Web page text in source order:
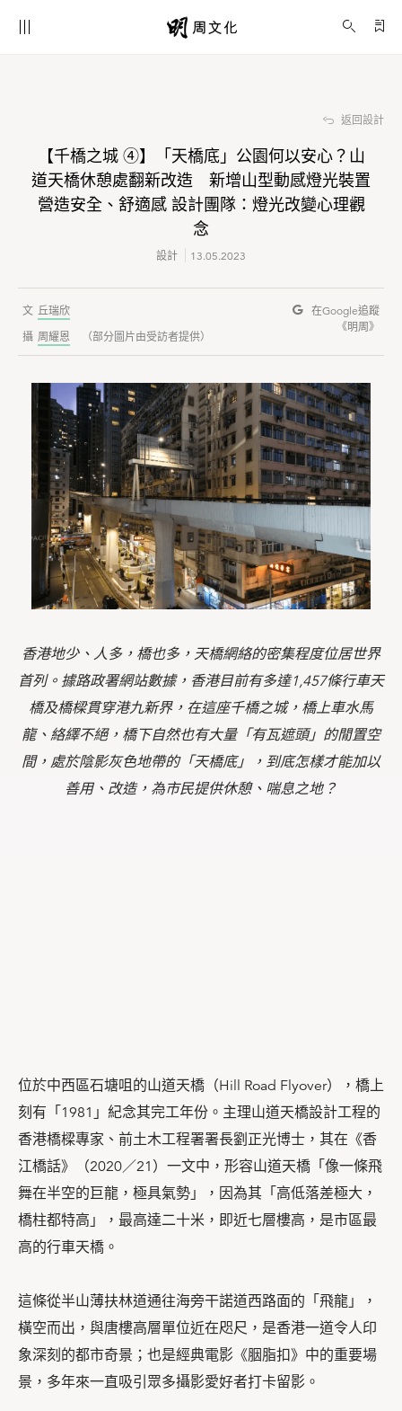
【千橋之城 ④】「天橋底」公園何以安心？山道天橋休憩處翻新改造 新增山型動感燈光裝置營造安全、舒適感 設計團隊：燈光改變心理觀念
返回設計
【千橋之城 ④】「天橋底」公園何以安心？山
道天橋休憩處翻新改造 新增山型動感燈光裝置
營造安全、舒適感 設計團隊：燈光改變心理觀
念
設計 13.05.2023
丘瑞欣
周耀恩
（部分圖片由受訪者提供）
在Google追蹤
《明周》
香港地少、人多，橋也多，天橋網絡的密集程度位居世界
首列。據路政署網站數據，香港目前有多達1,457條行車天
橋及橋樑貫穿港九新界，在這座千橋之城，橋上車水馬
龍、絡繹不絕，橋下自然也有大量「有瓦遮頭」的閒置空
間，處於陰影灰色地帶的「天橋底」，到底怎樣才能加以
善用、改造，為市民提供休憩、喘息之地？
位於中西區石塘咀的山道天橋（Hill Road Flyover），橋上
刻有「1981」紀念其完工年份。主理山道天橋設計工程的
香港橋樑專家、前土木工程署署長劉正光博士，其在《香
江橋話》（2020／21）一文中，形容山道天橋「像一條飛
舞在半空的巨龍，極具氣勢」，因為其「高低落差極大，
橋柱都特高」，最高達二十米，即近七層樓高，是市區最
高的行車天橋。
這條從半山薄扶林道通往海旁干諾道西路面的「飛龍」，
橫空而出，與唐樓高層單位近在咫尺，是香港一道令人印
象深刻的都市奇景；也是經典電影《胭脂扣》中的重要場
景，多年來一直吸引眾多攝影愛好者打卡留影。